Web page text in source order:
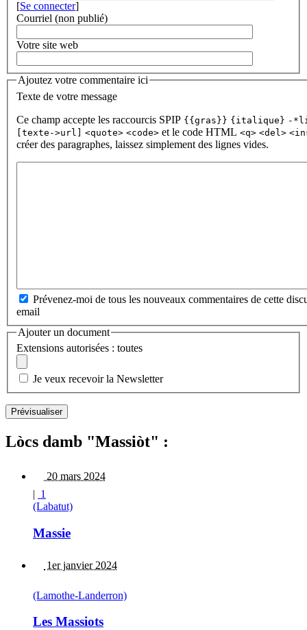
[Se connecter]
Courriel (non publié)
Votre site web
Ajoutez votre commentaire ici
Texte de votre message
Ce champ accepte les raccourcis SPIP {{gras}} {italique} -
[texte->url] <quote> <code> et le code HTML <q> <del>
créer des paragraphes, laissez simplement des lignes vides.
Prévenez-moi de tous les nouveaux commentaires de cette
email
Ajouter un document
Extensions autorisées : toutes
Je veux recevoir la Newsletter
Lòcs damb "Massiòt" :
20 mars 2024
| 1
(Labatut)
Massie
1er janvier 2024
(Lamothe-Landerron)
Les Massiots